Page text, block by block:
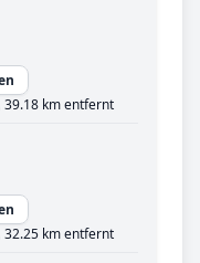
39.18 km entfernt
32.25 km entfernt